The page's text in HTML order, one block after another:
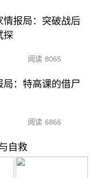
情报局：突破战后
探
阅读 8065
局：特高课的借尸
阅读 6866
自救